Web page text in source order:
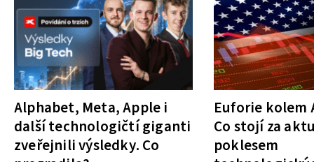
Alphabet, Meta, Apple i
další technologičtí giganti
zveřejnili výsledky. Co
Euforie kolem
Co stojí za
poklesem